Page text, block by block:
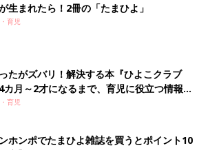
生まれたら！2冊の「たまひよ」
育児
たがズバリ！解決する本『ひよこクラブ
月～2才になるまで、育児に役立つ情報が
育児
ホンポでたまひよ雑誌を買うとポイント10